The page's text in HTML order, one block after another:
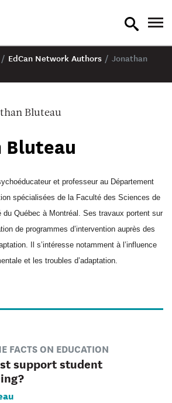
toggle
/ EdCan Network Authors / Jonathan
Bluteau
et professeur au Département
spécialisées de la Faculté des Sciences de
du Québec à Montréal. Ses travaux portent sur
de programmes d’intervention auprès des
Il s’intéresse notamment à l’influence
et les troubles d’adaptation.
FACTS ON EDUCATION
support student